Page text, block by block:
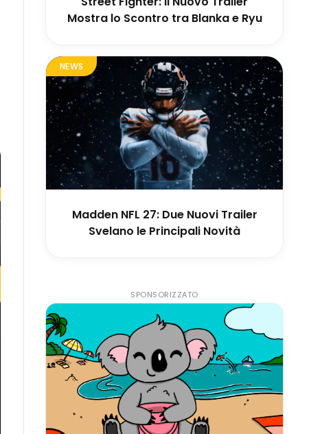
Mostra lo Scontro tra Blanka e Ryu
NEWS
Madden NFL 27: Due Nuovi Trailer
Svelano le Principali Novità
SPONSORIZZATO